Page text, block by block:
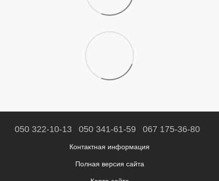
050 322-10-13 050 341-61-59 067 175-36-80
Контактная информация
Полная версия сайта